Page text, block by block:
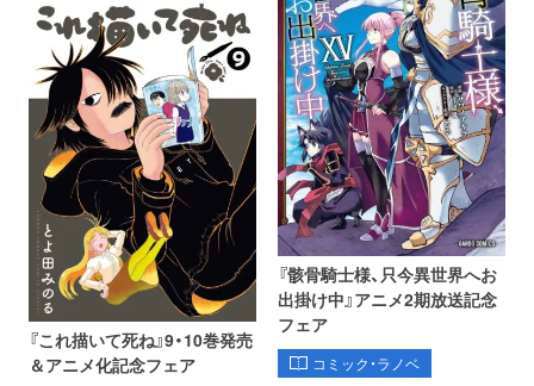
『これ描いて死ね』9・10巻発売
＆アニメ化記念フェア
『骸骨騎士様、只今異世界へお
出掛け中』アニメ2期放送記念
フェア
コミック・ラノベ